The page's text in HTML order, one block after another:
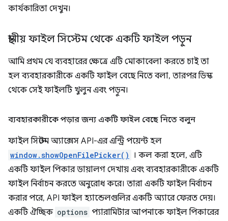
কার্যকারিতা দেখুন।
স্থানীয় ফাইল সিস্টেম থেকে একটি ফাইল পড়ুন
আমি প্রথম যে ব্যবহারের ক্ষেত্রে এটি মোকাবেলা করতে চাই তা
হল ব্যবহারকারীকে একটি ফাইল বেছে নিতে বলা, তারপর ডিস্ক
থেকে সেই ফাইলটি খুলুন এবং পড়ুন।
ব্যবহারকারীকে পড়ার জন্য একটি ফাইল বেছে নিতে বলুন
ফাইল সিস্টেম অ্যাক্সেস API-এর এন্ট্রি পয়েন্ট হল
window.showOpenFilePicker()
। কল করা হলে, এটি
একটি ফাইল পিকার ডায়ালগ দেখায় এবং ব্যবহারকারীকে একটি
ফাইল নির্বাচন করতে অনুরোধ করে। তারা একটি ফাইল নির্বাচন
করার পরে, API ফাইল হ্যান্ডেলগুলির একটি অ্যারে ফেরত দেয়।
একটি ঐচ্ছিক options প্যারামিটার আপনাকে ফাইল পিকারের